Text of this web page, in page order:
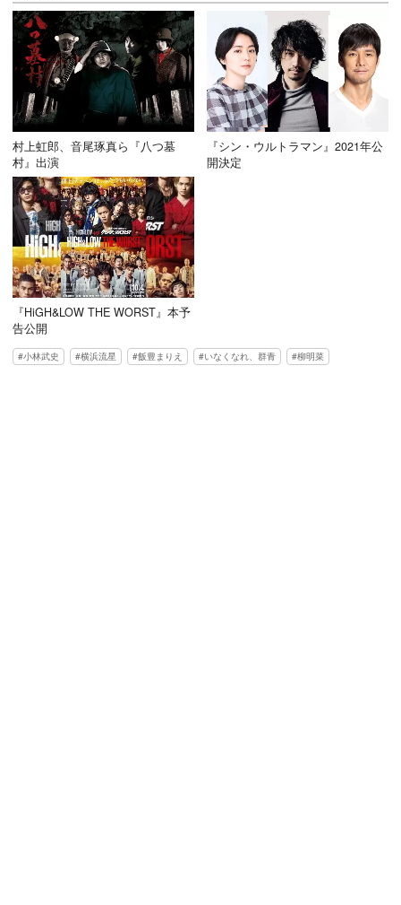
村上虹郎、音尾琢真ら『八つ墓
村』出演
『シン・ウルトラマン』2021年公
開決定
『HiGH&LOW THE WORST』本予
告公開
小林武史 横浜流星 飯豊まりえ いなくなれ、群青 柳明菜